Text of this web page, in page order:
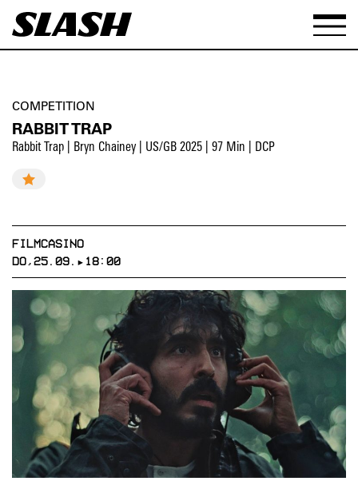
COMPETITION
RABBIT TRAP
Rabbit Trap | Bryn Chainey | US/GB 2025 | 97 Min | DCP
FILMCASINO
DO,25.09.▸18:00